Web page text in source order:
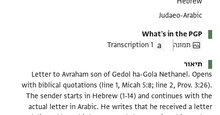
Judaeo-Arabic
What's in the PGP
תמונה
1 Transcription
תיאור
Letter to Avraham son of Gedol ha-Gola Nethanel. Opens
with biblical quotations (line 1, Micah 5:8; line 2, Prov. 3:26).
The sender starts in Hebrew (1-14) and continues with the
actual letter in Arabic. He writes that he received a letter